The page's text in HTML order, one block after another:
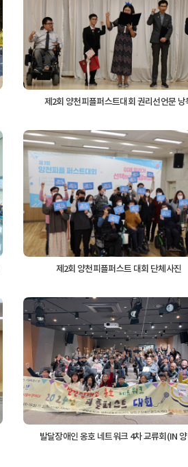
제2회 양천피플퍼스트대회 권리선언문 낭
제2회 양천피플퍼스트 대회 단체사진
발달장애인 옹호 네트워크 4차 교류회(IN